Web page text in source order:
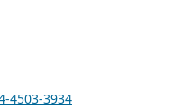
4503-3934